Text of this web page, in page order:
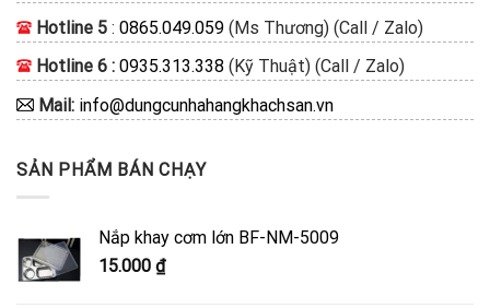
Hotline 5 : 0865.049.059 (Ms Thương) (Call / Zalo)
Hotline 6 : 0935.313.338 (Kỹ Thuật) (Call / Zalo)
Mail: info@dungcunhahangkhachsan.vn
SẢN PHẨM BÁN CHẠY
Nắp khay cơm lớn BF-NM-5009
15.000 ₫